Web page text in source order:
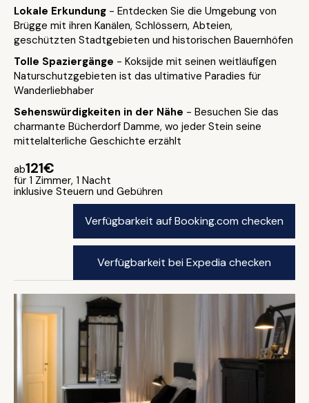
Lokale Erkundung - Entdecken Sie die Umgebung von
Brügge mit ihren Kanälen, Schlössern, Abteien,
geschützten Stadtgebieten und historischen Bauernhöfen
Tolle Spaziergänge - Koksijde mit seinen weitläufigen
Naturschutzgebieten ist das ultimative Paradies für
Wanderliebhaber
Sehenswürdigkeiten in der Nähe - Besuchen Sie das
charmante Bücherdorf Damme, wo jeder Stein seine
mittelalterliche Geschichte erzählt
ab121€
für 1 Zimmer, 1 Nacht
inklusive Steuern und Gebühren
Verfügbarkeit auf Booking.com checken
Verfügbarkeit bei Expedia checken